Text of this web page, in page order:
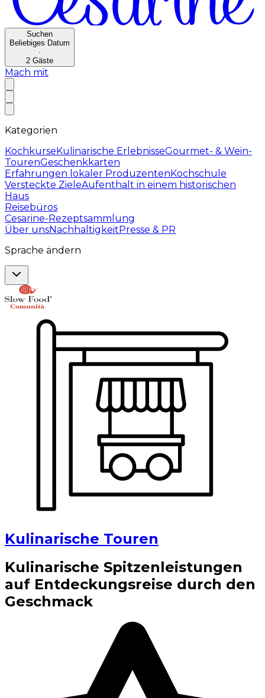
Suchen
Beliebiges Datum
·
2 Gäste
Mach mit
Kategorien
KochkurseKulinarische ErlebnisseGourmet- & Wein-
TourenGeschenkkarten
Erfahrungen lokaler ProduzentenKochschule
Versteckte ZieleAufenthalt in einem historischen
Haus
Reisebüros
Cesarine-Rezeptsammlung
Über unsNachhaltigkeitPresse & PR
Sprache ändern
Kulinarische Touren
Kulinarische Spitzenleistungen
auf Entdeckungsreise durch den
Geschmack